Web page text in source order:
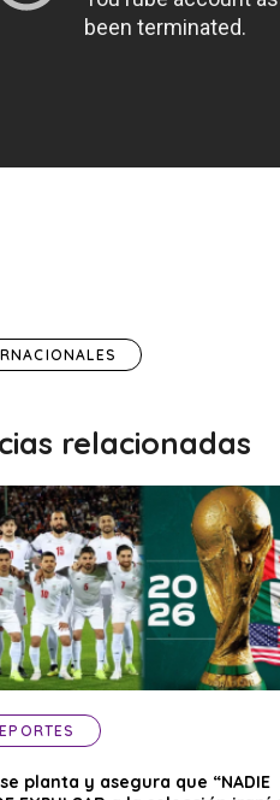
relacionadas
planta y asegura que “NADIE